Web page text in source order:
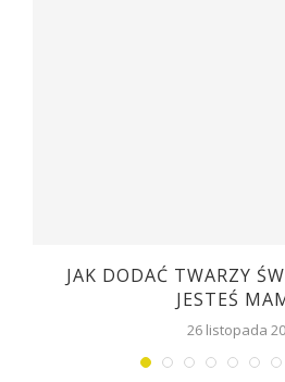
JAK DODAĆ TWARZY
JESTEŚ
26 listopada